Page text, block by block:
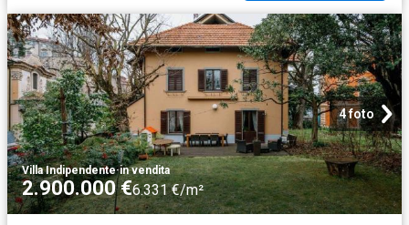
4 foto
Villa Indipendente·in vendita
2.900.000 €6.331 €/m²